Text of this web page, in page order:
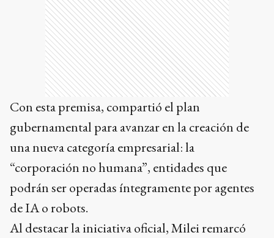
Con esta premisa, compartió el plan
gubernamental para avanzar en la creación de
una nueva categoría empresarial: la
“corporación no humana”, entidades que
podrán ser operadas íntegramente por agentes
de IA o robots.
Al destacar la iniciativa oficial, Milei remarcó